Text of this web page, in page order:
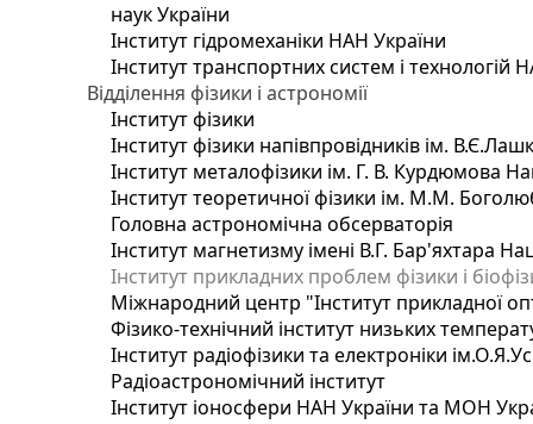
наук України
Інститут гідромеханіки НАН України
Інститут транспортних систем і технологій
Відділення фізики і астрономії
Інститут фізики
Інститут фізики напівпровідників ім.
Інститут металофізики ім. Г. В. Курдюмова
Інститут теоретичної фізики ім. М.М.
Головна астрономічна обсерваторія
Інститут магнетизму імені В.Г. Бар'яхтара
Інститут прикладних проблем фізики і
Міжнародний центр "Інститут прикладної
Фізико-технічний інститут низьких
Інститут радіофізики та електроніки
Радіоастрономічний інститут
Інститут іоносфери НАН України та МОН